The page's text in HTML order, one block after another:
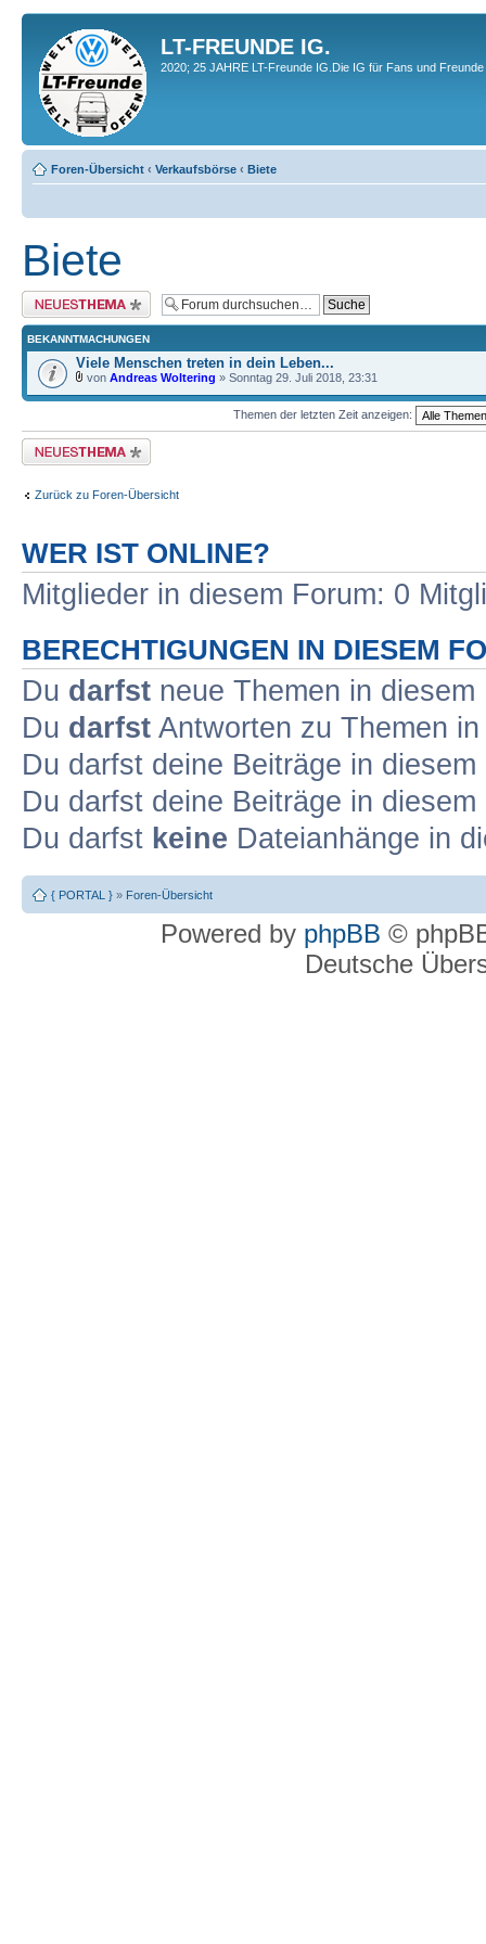
LT-FREUNDE IG.
2020; 25 JAHRE LT-Freunde IG.Die IG für Fans und
Foren-Übersicht ‹ Verkaufsbörse ‹ Biete
Biete
Neues Thema erstellen
BEKANNTMACHUNGEN
Viele Menschen treten in dein Leben...
von Andreas Woltering » Sonntag 29. Juli 2018, 23:31
Themen der letzten Zeit anzeigen:
Neues Thema erstellen
Zurück zu Foren-Übersicht
WER IST ONLINE?
Mitglieder in diesem Forum: 0
BERECHTIGUNGEN IN DIESEM
Du darfst neue Themen in
Du darfst Antworten zu Themen
Du darfst deine Beiträge in
Du darfst deine Beiträge in
Du darfst keine Dateianhänge in
{ PORTAL } » Foren-Übersicht
Powered by phpBB ©
Deutsche